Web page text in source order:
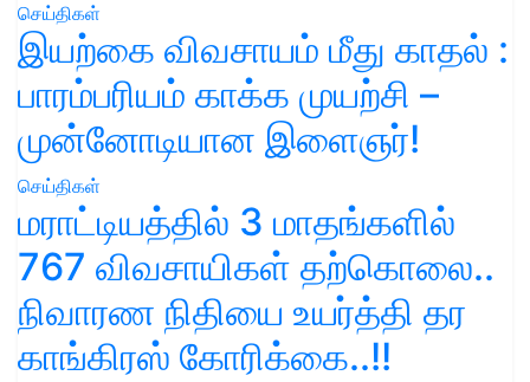
செய்திகள்
இயற்கை விவசாயம் மீது காதல் :
பாரம்பரியம் காக்க முயற்சி –
முன்னோடியான இளைஞர்!
செய்திகள்
மராட்டியத்தில் 3 மாதங்களில்
767 விவசாயிகள் தற்கொலை..
நிவாரண நிதியை உயர்த்தி தர
காங்கிரஸ் கோரிக்கை..!!